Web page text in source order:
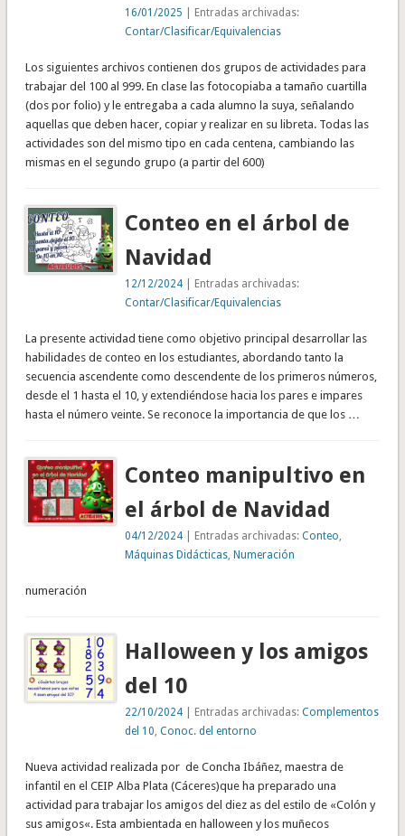
16/01/2025 | Entradas archivadas:
Contar/Clasificar/Equivalencias
Los siguientes archivos contienen dos grupos de actividades para
trabajar del 100 al 999. En clase las fotocopiaba a tamaño cuartilla
(dos por folio) y le entregaba a cada alumno la suya, señalando
aquellas que deben hacer, copiar y realizar en su libreta. Todas las
actividades son del mismo tipo en cada centena, cambiando las
mismas en el segundo grupo (a partir del 600)
Conteo en el árbol de
Navidad
12/12/2024 | Entradas archivadas:
Contar/Clasificar/Equivalencias
La presente actividad tiene como objetivo principal desarrollar las
habilidades de conteo en los estudiantes, abordando tanto la
secuencia ascendente como descendente de los primeros números,
desde el 1 hasta el 10, y extendiéndose hacia los pares e impares
hasta el número veinte. Se reconoce la importancia de que los …
Conteo manipultivo en
el árbol de Navidad
04/12/2024 | Entradas archivadas:Conteo
Máquinas Didácticas ,Numeración
numeración
Halloween y los amigos
del 10
22/10/2024 | Entradas archivadas:Complementos
del 10 ,Conoc. del entorno
Nueva actividad realizada por de Concha Ibáñez, maestra de
infantil en el CEIP Alba Plata (Cáceres)que ha preparado una
actividad para trabajar los amigos del diez as del estilo de «Colón y
sus amigos«. Esta ambientada en halloween y los muñecos